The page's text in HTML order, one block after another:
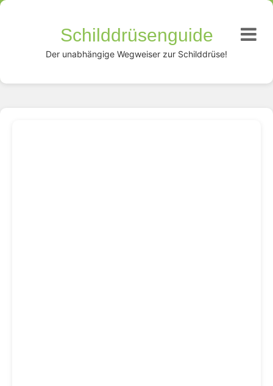
Schilddrüsenguide
Der unabhängige Wegweiser zur Schilddrüse!